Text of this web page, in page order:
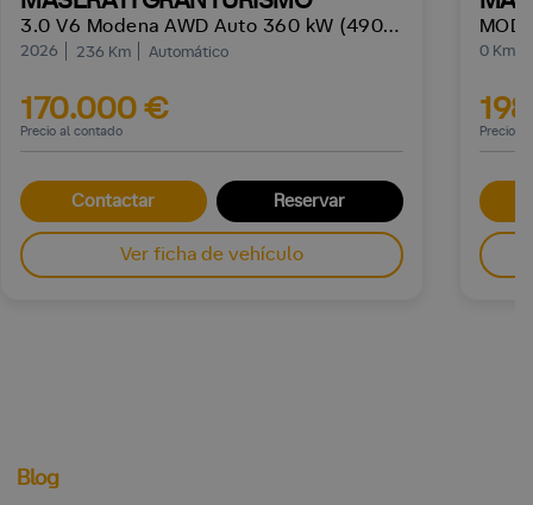
3.0 V6 Modena AWD Auto 360 kW (490 CV)
2026 236 Km Automático
170.000 €
Precio al contado
Contactar Reservar
Ver ficha de vehículo
0 Km
Precio
Blog